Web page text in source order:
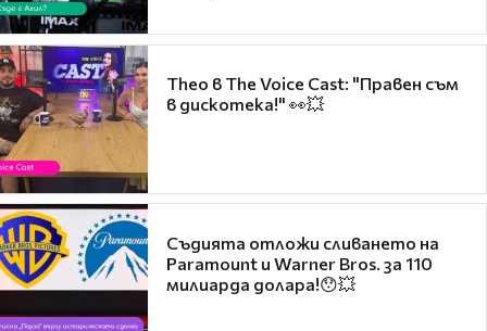
Theo в The Voice Cast: "Правен съм
в дискотека!" 👀💥
Съдията отложи сливането на
Paramount и Warner Bros. за 110
милиарда долара!😯💥